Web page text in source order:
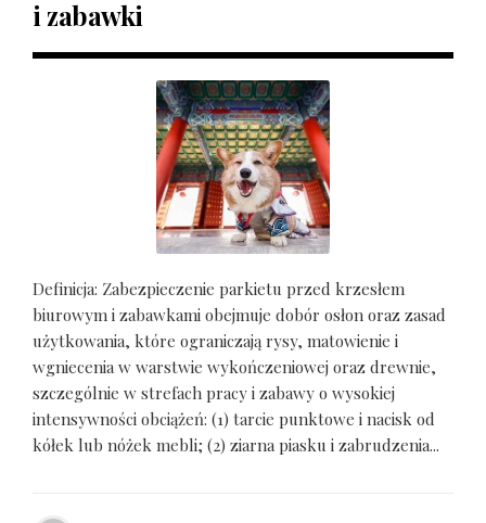
i zabawki
Definicja: Zabezpieczenie parkietu przed krzesłem
biurowym i zabawkami obejmuje dobór osłon oraz zasad
użytkowania, które ograniczają rysy, matowienie i
wgniecenia w warstwie wykończeniowej oraz drewnie,
szczególnie w strefach pracy i zabawy o wysokiej
intensywności obciążeń: (1) tarcie punktowe i nacisk od
kółek lub nóżek mebli; (2) ziarna piasku i zabrudzenia...